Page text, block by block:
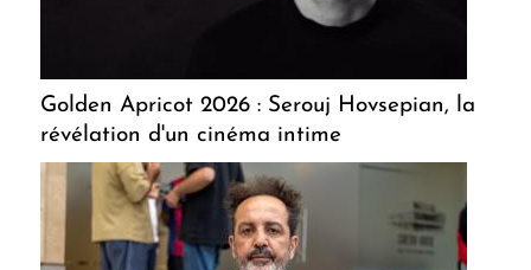
Golden Apricot 2026 : Serouj Hovsepian, la
révélation d'un cinéma intime